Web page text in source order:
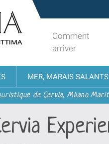
Comment
arriver
MER, MARAIS
de Cervia, Milano